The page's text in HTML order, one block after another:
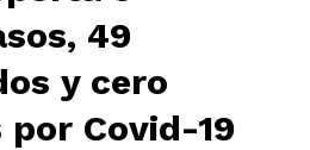
49
y cero
Covid-19